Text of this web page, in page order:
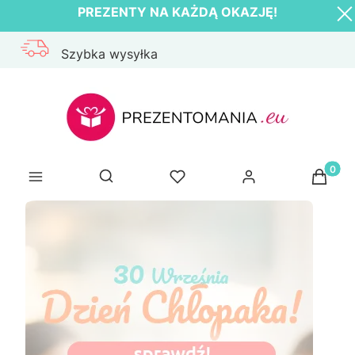
PREZENTY NA KAŻDĄ OKAZJĘ!
Szybka wysyłka
Otwórz wyszukiwarkę